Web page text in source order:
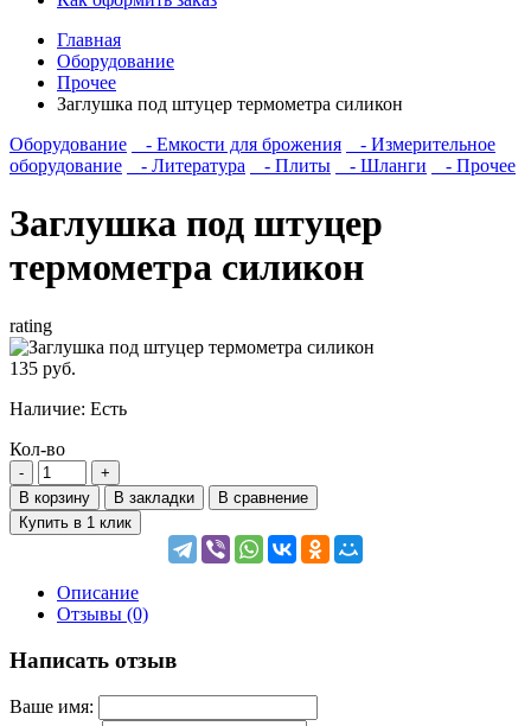
Главная
Оборудование
Прочее
Заглушка под штуцер термометра силикон
Оборудование
- Емкости для брожения
- Измерительное
оборудование
- Литература - Плиты - Шланги - Прочее
Заглушка под штуцер
термометра силикон
rating
135 руб.
Наличие: Есть
Кол-во
В корзину В закладки
В сравнение
Купить в 1 клик
Описание
Отзывы (0)
Написать отзыв
Ваше имя: